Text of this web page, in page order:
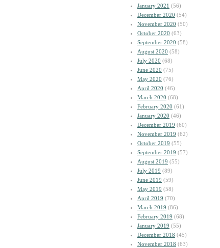
January 2021 (56)
December 2020 (54)
November 2020 (50)
October 2020 (63)
September 2020 (58)
August 2020 (58)
July 2020 (68)
June 2020 (75)
May 2020 (76)
April 2020 (46)
March 2020 (68)
February 2020 (61)
January 2020 (46)
December 2019 (60)
November 2019 (62)
October 2019 (55)
September 2019 (57)
August 2019 (55)
July 2019 (89)
June 2019 (59)
May 2019 (58)
April 2019 (70)
March 2019 (86)
February 2019 (68)
January 2019 (55)
December 2018 (45)
November 2018 (63)